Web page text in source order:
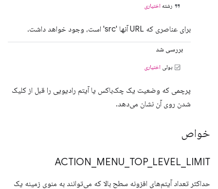
رشته اختیاری
برای عناصری که URL آنها 'src' است، وجود خواهد داشت.
بررسی شد
بولی اختیاری
پرچمی که وضعیت یک چک‌باکس یا آیتم رادیویی را قبل از کلیک
شدن روی آن نشان می‌دهد.
خواص
ACTION MENU TOP_ LEVEL LIMIT
حداکثر تعداد آیتم‌های افزونه سطح بالا که می‌توانند به منوی زمینه یک